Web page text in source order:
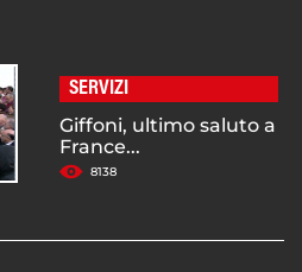
SERVIZI
Giffoni, ultimo saluto a
France...
8138